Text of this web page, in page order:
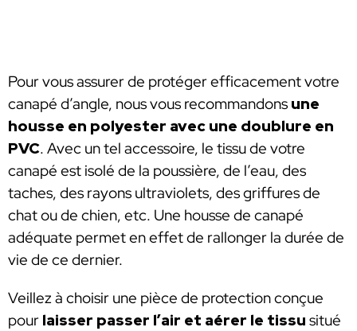
Pour vous assurer de protéger efficacement votre
canapé d’angle, nous vous recommandons une
housse en polyester avec une doublure en
PVC. Avec un tel accessoire, le tissu de votre
canapé est isolé de la poussière, de l’eau, des
taches, des rayons ultraviolets, des griffures de
chat ou de chien, etc. Une housse de canapé
adéquate permet en effet de rallonger la durée de
vie de ce dernier.
Veillez à choisir une pièce de protection conçue
pour laisser passer l’air et aérer le tissu situé